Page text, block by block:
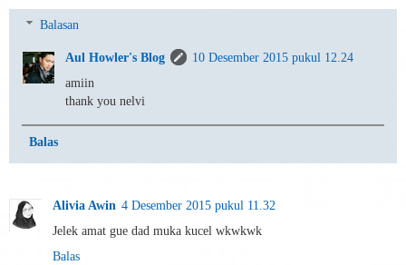
Balasan
Aul Howler's Blog
10 Desember 2015 pukul 12.24
amiin
thank you nelvi
Balas
Alivia Awin 4 Desember 2015 pukul 11.32
Jelek amat gue dad muka kucel wkwkwk
Balas